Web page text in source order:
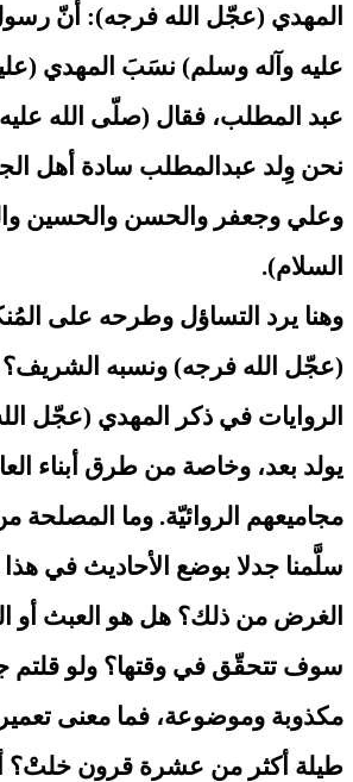
المهدي (عجّل الله فرجه): أنّ
عليه وآله وسلم) نسَبَ المهدي
عبد المطلب، فقال (صلّى الله
نحن وِلد عبدالمطلب سادة أهل
وعلي وجعفر والحسن والحسين
السلام).
وهنا يرد التساؤل وطرحه على
(عجّل الله فرجه) ونسبه الشريف؟
الروايات في ذكر المهدي (عجّل
يولد بعد، وخاصة من طرق أبناء
مجاميعهم الروائيّة. وما المصلحة
سلَّمنا جدلا بوضع الأحاديث في
الغرض من ذلك؟ هل هو العبث أو
سوف تتحقّق في وقتها؟ ولو قلتم
مكذوبة وموضوعة، فما معنى
طيلة أكثر من عشرة قرون خلتْ؟